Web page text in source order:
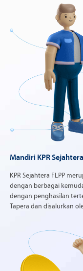
Mandiri KPR
KPR Sejahtera FLPP
dengan berbagai
dengan penghasilan
Tapera dan disalurkan